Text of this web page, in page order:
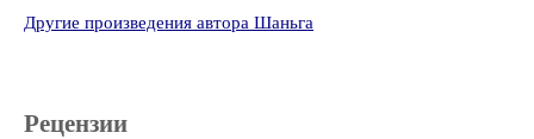
Другие произведения автора Шаньга
Рецензии